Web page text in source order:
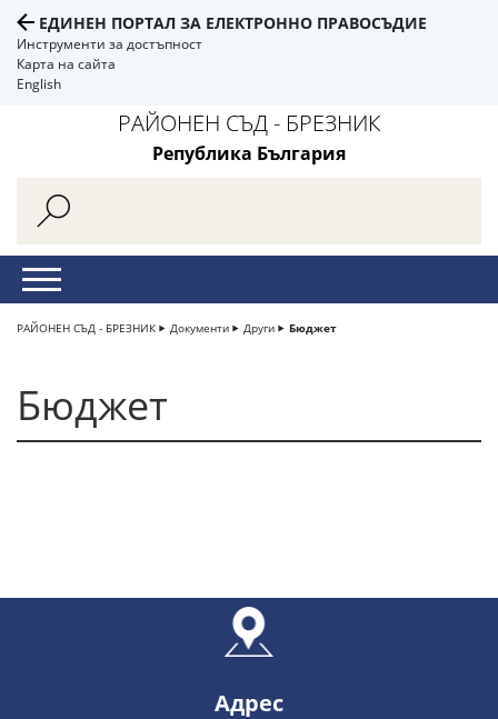
ЕДИНЕН ПОРТАЛ ЗА ЕЛЕКТРОННО ПРАВОСЪДИЕ
Инструменти за достъпност
Карта на сайта
English
РАЙОНЕН СЪД - БРЕЗНИК
Република България
РАЙОНЕН СЪД - БРЕЗНИК Документи Други Бюджет
Бюджет
Адрес